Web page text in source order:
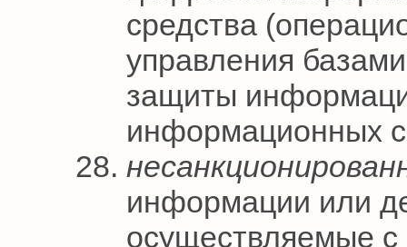
средства
управления
защиты
информационных
информации или
осуществляемые